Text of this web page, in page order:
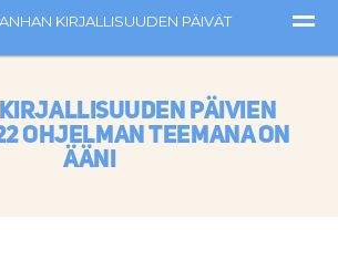
kirjallisuuden päivien
ohjelman teemana on
Ääni